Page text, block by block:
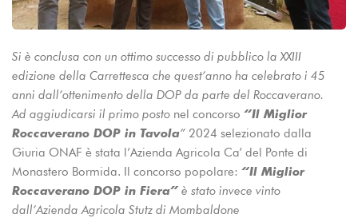
Si è conclusa con un ottimo successo di pubblico la XXIII
edizione della Carrettesca che quest’anno ha celebrato i 45
anni dall’ottenimento della DOP da parte del Roccaverano.
Ad aggiudicarsi il primo posto nel concorso “Il Miglior
Roccaverano DOP in Tavola” 2024 selezionato dalla
Giuria ONAF è stata l’Azienda Agricola Ca’ del Ponte di
Monastero Bormida. Il concorso popolare: “Il Miglior
Roccaverano DOP in Fiera” è stato invece vinto
dall’Azienda Agricola Stutz di Mombaldone